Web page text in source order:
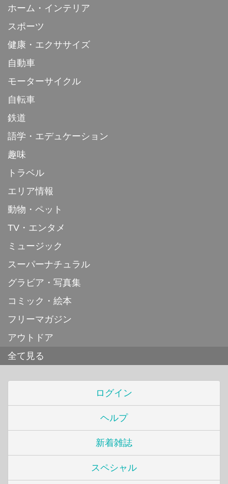
ホーム・インテリア
スポーツ
健康・エクササイズ
自動車
モーターサイクル
自転車
鉄道
語学・エデュケーション
趣味
トラベル
エリア情報
動物・ペット
TV・エンタメ
ミュージック
スーパーナチュラル
グラビア・写真集
コミック・絵本
フリーマガジン
アウトドア
全て見る
ログイン
ヘルプ
新着雑誌
スペシャル